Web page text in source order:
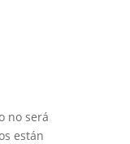
no será
están